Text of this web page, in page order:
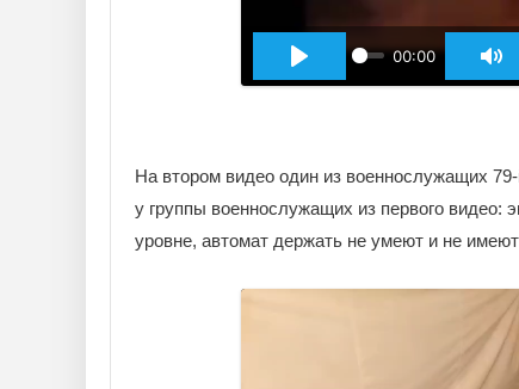
00:00
На втором видео один из военнослужащих
у группы военнослужащих из первого видео:
уровне, автомат держать не умеют и не